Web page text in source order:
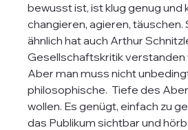
bewusst ist, ist klug genug und
changieren, agieren, täuschen.
ähnlich hat auch Arthur
Gesellschaftskritik verstanden
Aber man muss nicht
philosophische.  Tiefe des
wollen. Es genügt, einfach zu
das Publikum sichtbar und